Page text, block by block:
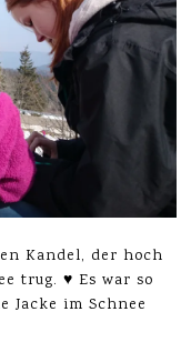
Kandel, der hoch
trug. ♥ Es war so
Jacke im Schnee